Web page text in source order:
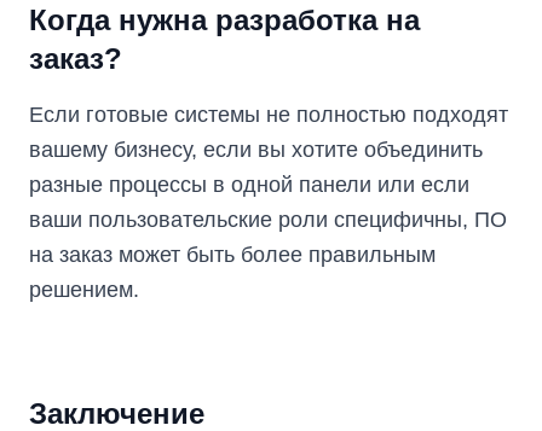
Когда нужна разработка на
заказ?
Если готовые системы не полностью подходят
вашему бизнесу, если вы хотите объединить
разные процессы в одной панели или если
ваши пользовательские роли специфичны, ПО
на заказ может быть более правильным
решением.
Заключение